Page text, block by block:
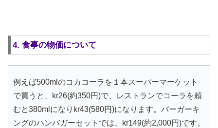
4. 食事の物価について
例えば500mlのコカコーラを１本スーパーマーケット
で買うと、kr26(約350円)で、レストランでコーラを頼
むと380mlになりkr43(580円)になります。バーガーキ
ングのハンバガーセットでは、kr149(約2,000円)です。